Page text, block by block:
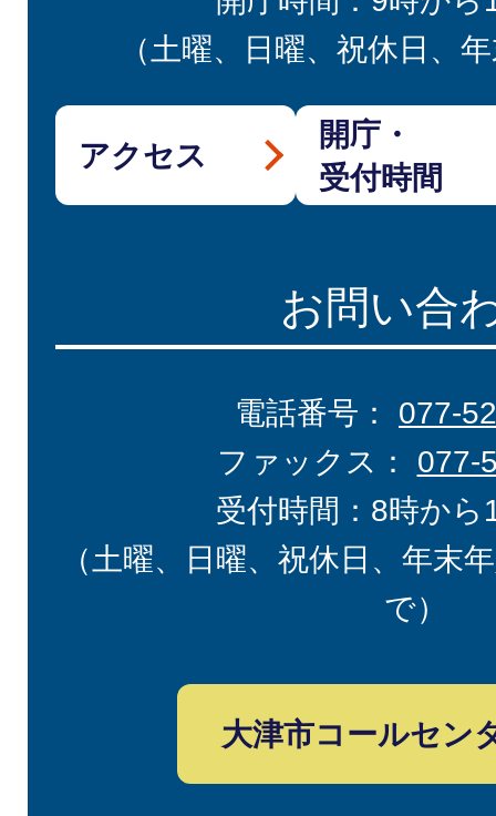
（土曜、日曜、祝休日、
アクセス
開庁・
受付時間
お問い合
電話番号： 077-
ファックス： 077-
受付時間：8時から
（土曜、日曜、祝休日、年末
で）
大津市コールセン